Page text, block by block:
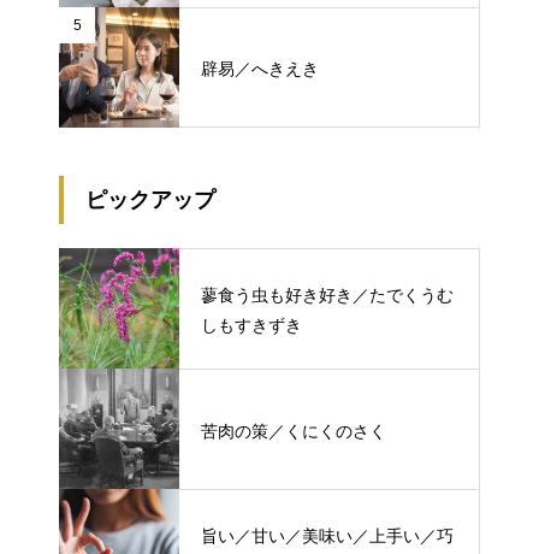
5
辟易／へきえき
ピックアップ
蓼食う虫も好き好き／たでくうむ
しもすきずき
苦肉の策／くにくのさく
旨い／甘い／美味い／上手い／巧